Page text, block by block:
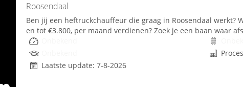
Roosendaal
Ben jij een heftruckchauffeur die graag in Roosendaal werkt?
en tot €3.800, per maand verdienen? Zoek je een baan waar
Laatste update: 7-8-2026